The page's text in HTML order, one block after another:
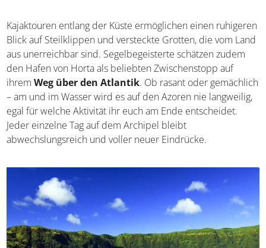
Kajaktouren entlang der Küste ermöglichen einen ruhigeren
Blick auf Steilklippen und versteckte Grotten, die vom Land
aus unerreichbar sind. Segelbegeisterte schätzen zudem
den Hafen von Horta als beliebten Zwischenstopp auf
ihremWeg über den Atlantik. Ob rasant oder gemächlich
– am und im Wasser wird es auf den Azoren nie langweilig,
egal für welche Aktivität ihr euch am Ende entscheidet.
Jeder einzelne Tag auf dem Archipel bleibt
abwechslungsreich und voller neuer Eindrücke.